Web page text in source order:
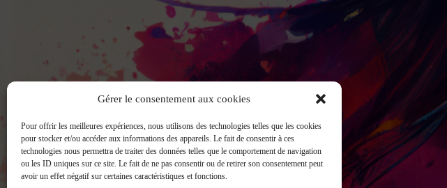
Gérer le consentement aux cookies
Pour offrir les meilleures expériences, nous utilisons des technologies telles que les cookies
pour stocker et/ou accéder aux informations des appareils. Le fait de consentir à ces
technologies nous permettra de traiter des données telles que le comportement de navigation
ou les ID uniques sur ce site. Le fait de ne pas consentir ou de retirer son consentement peut
avoir un effet négatif sur certaines caractéristiques et fonctions.